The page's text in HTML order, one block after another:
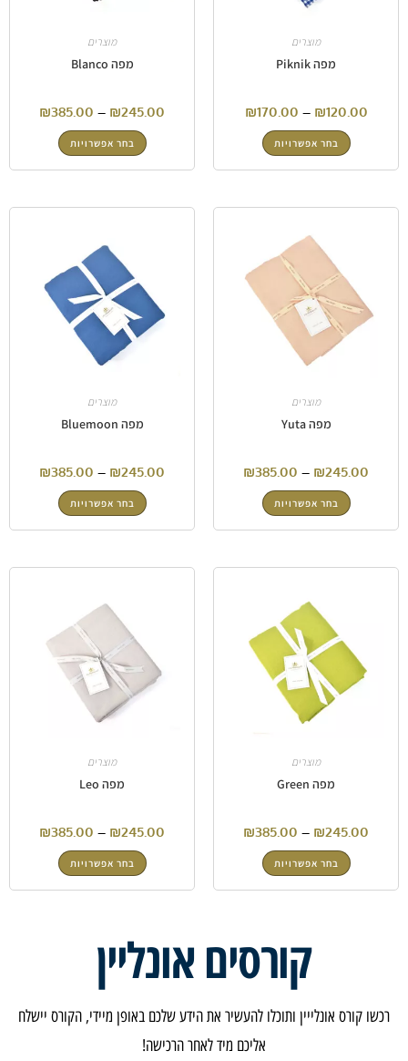
מוצרים
מפה Piknik
₪120.00
–
₪170.00
בחר אפשרויות
מוצרים
מפה Blanco
₪245.00
–
₪385.00
בחר אפשרויות
מוצרים
מפה Yuta
₪245.00
–
₪385.00
בחר אפשרויות
מוצרים
מפה Bluemoon
₪245.00
–
₪385.00
בחר אפשרויות
מוצרים
מפה Green
₪245.00
–
₪385.00
בחר אפשרויות
מוצרים
מפה Leo
₪245.00
–
₪385.00
בחר אפשרויות
קורסים אונליין
רכשו קורס אונלייין ותוכלו להעשיר את הידע שלכם באופן מיידי, הקורס יישלח
אליכם מיד לאחר הרכישה!